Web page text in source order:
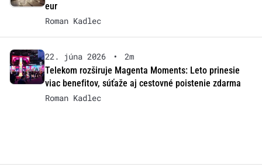
eur
Roman Kadlec
22. júna 2026 •
2m
Telekom rozširuje Magenta Moments: Leto prinesie
viac benefitov, súťaže aj cestovné poistenie zdarma
Roman Kadlec